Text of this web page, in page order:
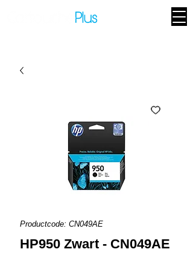
Productcode: CN049AE
HP950 Zwart - CN049AE